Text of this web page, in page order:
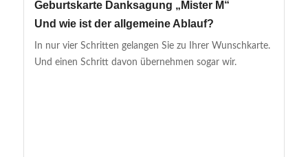
Geburtskarte Danksagung „Mister M“
Und wie ist der allgemeine Ablauf?
In nur vier Schritten gelangen Sie zu Ihrer Wunschkarte.
Und einen Schritt davon übernehmen sogar wir.